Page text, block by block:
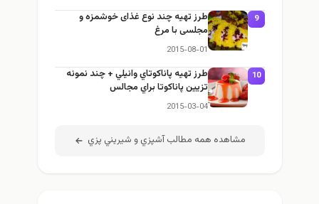
9
طرز تهيه چند نوع غذای خوشمزه و
مجلسی با مرغ
2015-08-01
10
طرز تهيه پاناكوتاي وانيلي + چند نمونه
تزيين پاناكوتا براي مجالس
2015-03-04
مشاهده همه مطالب آشپزي و شيريني پزي